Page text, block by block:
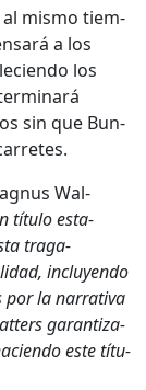
al mis­mo tiem­
a los
los
sin que Bun­
Wal­
títu­lo esta­
trag­a­
incluyen­do
por la nar­ra­ti­va
garan­ti­za­
este títu­